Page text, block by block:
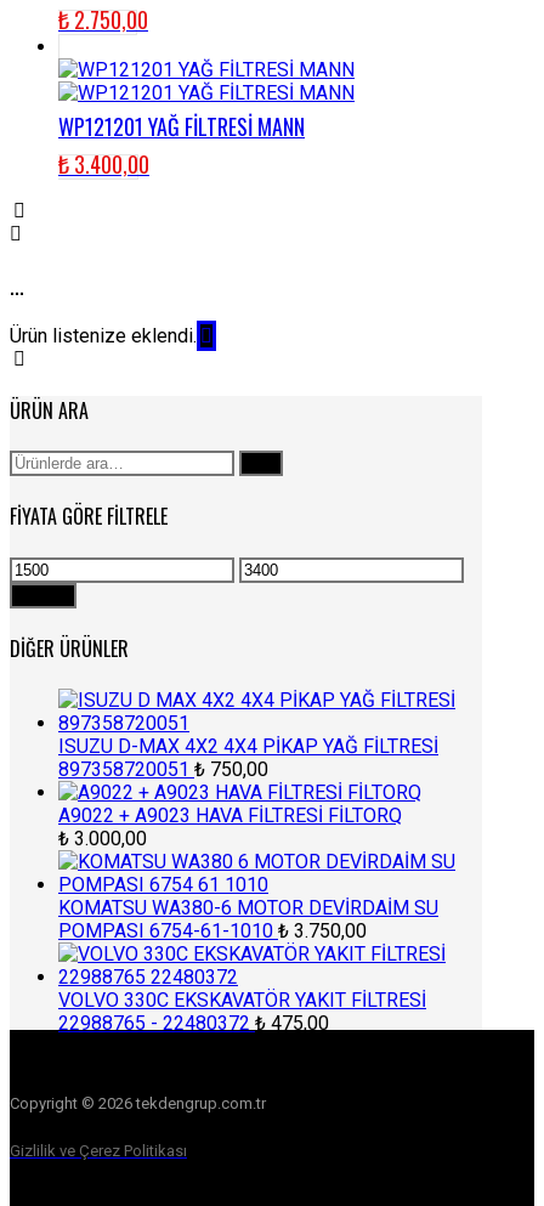
₺2.750,00
WP121201 YAĞ FİLTRESİ MANN
₺3.400,00
...
Ürün listenize eklendi.
ÜRÜN ARA
Ara:
FIYATA GÖRE FILTRELE
En
düşük
fiyat
En
yüksek
DIĞER ÜRÜNLER
ISUZU D-MAX 4X2 4X4 PİKAP YAĞ FİLTRESİ
897358720051 ₺ 750,00
A9022 + A9023 HAVA FİLTRESİ FİLTORQ
₺ 3.000,00
KOMATSU WA380-6 MOTOR DEVİRDAİM SU
POMPASI 6754-61-1010 ₺ 3.750,00
VOLVO 330C EKSKAVATÖR YAKIT FİLTRESİ
22988765 - 22480372 ₺ 475,00
Copyright © 2026 tekdengrup.com.tr
Gizlilik ve Çerez Politikası